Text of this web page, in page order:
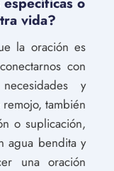
vida?
la oración es
con
y
también
o suplicación,
agua bendita y
una oración